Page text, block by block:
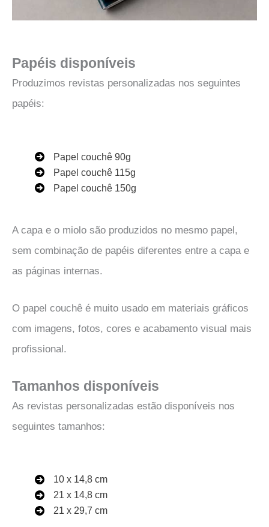
Papéis disponíveis
Produzimos revistas personalizadas nos seguintes
papéis:
Papel couchê 90g
Papel couchê 115g
Papel couchê 150g
A capa e o miolo são produzidos no mesmo papel,
sem combinação de papéis diferentes entre a capa e
as páginas internas.
O papel couchê é muito usado em materiais gráficos
com imagens, fotos, cores e acabamento visual mais
profissional.
Tamanhos disponíveis
As revistas personalizadas estão disponíveis nos
seguintes tamanhos:
10 x 14,8 cm
21 x 14,8 cm
21 x 29,7 cm